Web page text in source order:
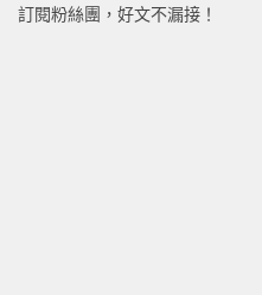
訂閱粉絲團，好文不漏接！